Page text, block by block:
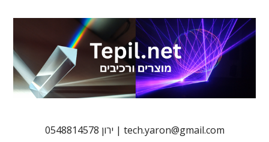
0548814578 ירון | tech.yaron@gmail.com